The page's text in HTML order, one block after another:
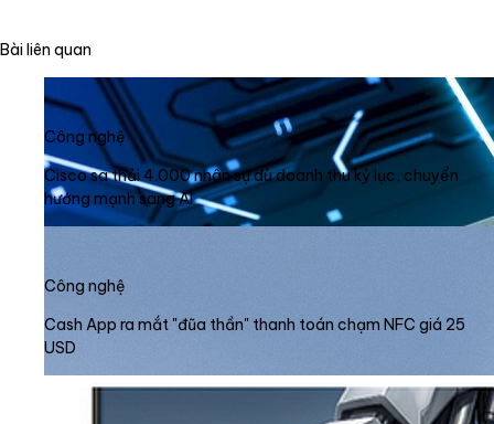
Bài liên quan
Công nghệ
Cisco sa thải 4.000 nhân sự dù doanh thu kỷ lục, chuyển
hướng mạnh sang AI
Công nghệ
Cash App ra mắt "đũa thần" thanh toán chạm NFC giá 25
USD